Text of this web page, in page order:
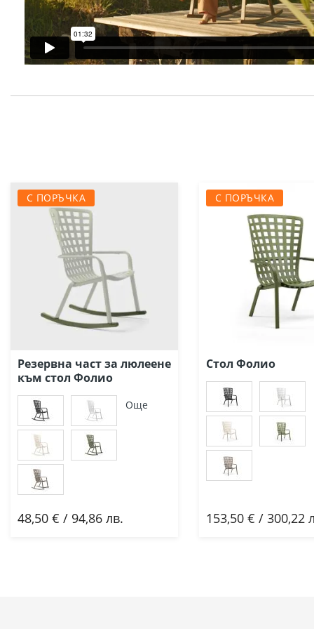
С ПОРЪЧКА
Резервна част за люлеене
към стол Фолио
Още
48,50 € / 94,86 лв.
Добави
С ПОРЪЧКА
Стол Фолио
153,50 € / 300,22
Добави